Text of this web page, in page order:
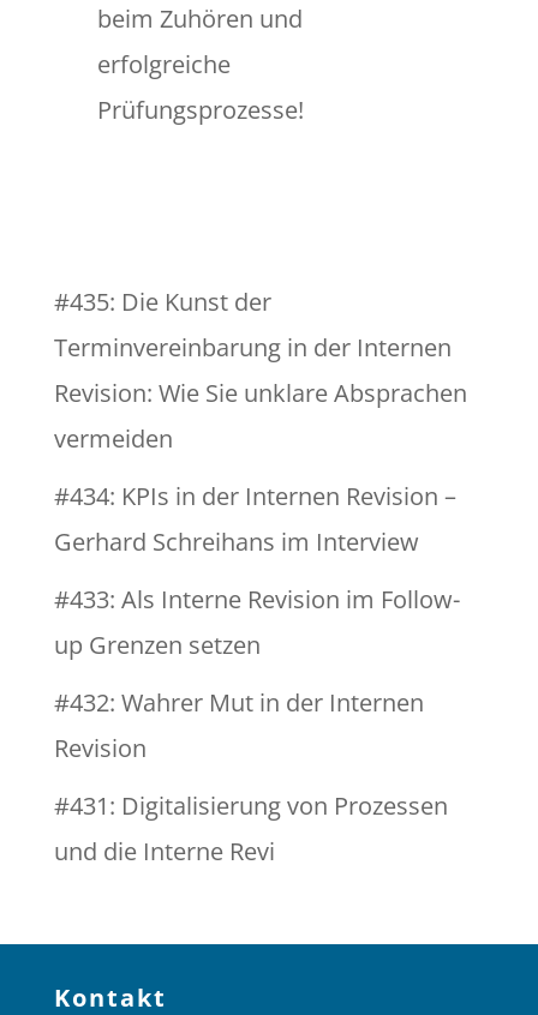
beim Zuhören und
erfolgreiche
Prüfungsprozesse!
#435: Die Kunst der
Terminvereinbarung in der Internen
Revision: Wie Sie unklare Absprachen
vermeiden
#434: KPIs in der Internen Revision –
Gerhard Schreihans im Interview
#433: Als Interne Revision im Follow-
up Grenzen setzen
#432: Wahrer Mut in der Internen
Revision
#431: Digitalisierung von Prozessen
und die Interne Revi
Kontakt